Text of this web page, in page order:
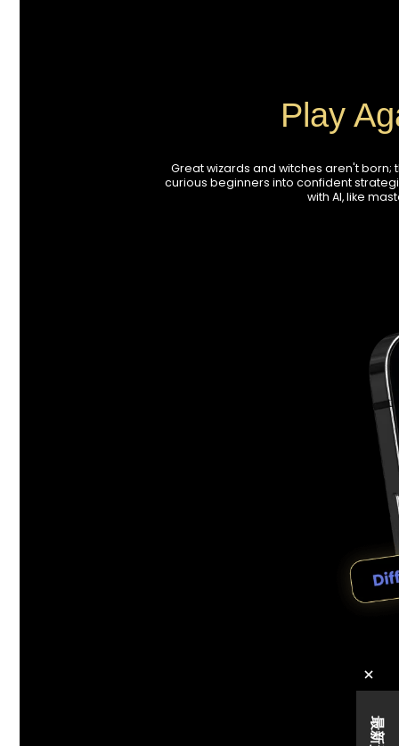
Play
Great wizards and witches aren't born;
curious beginners into confident
with AI, like